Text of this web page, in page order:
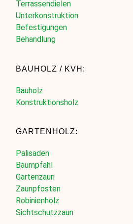
Terrassendielen
Unterkonstruktion
Befestigungen
Behandlung
BAUHOLZ / KVH:
Bauholz
Konstruktionsholz
GARTENHOLZ:
Palisaden
Baumpfahl
Gartenzaun
Zaunpfosten
Robinienholz
Sichtschutzzaun